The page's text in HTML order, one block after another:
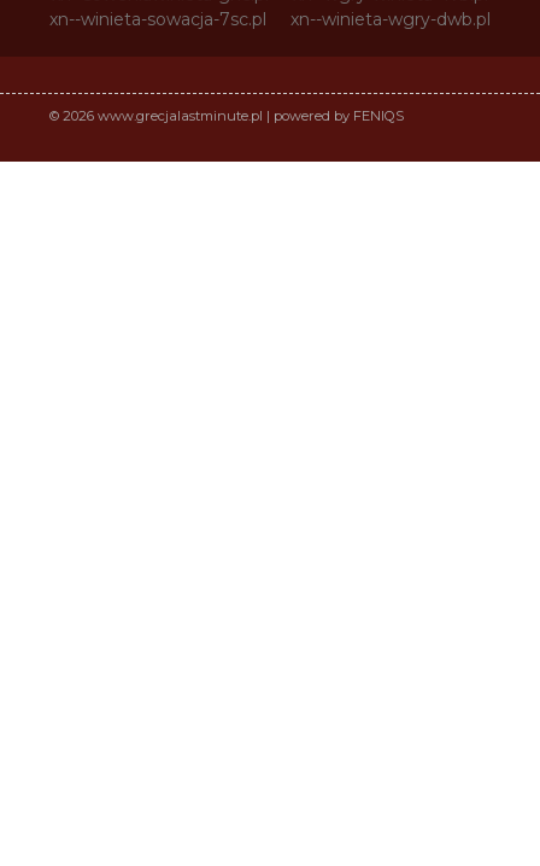
xn--winieta-sowacja-7sc.pl
xn--winieta-wgry-dwb.pl
© 2026 www.grecjalastminute.pl | powered by FENIQS